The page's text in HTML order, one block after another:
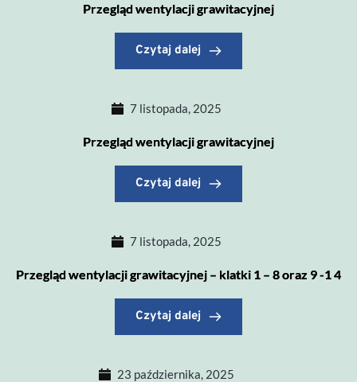
Przegląd wentylacji grawitacyjnej
Czytaj dalej
7 listopada, 2025
Przegląd wentylacji grawitacyjnej
Czytaj dalej
7 listopada, 2025
Przegląd wentylacji grawitacyjnej – klatki 1 – 8 oraz 9 -1 4
Czytaj dalej
23 października, 2025